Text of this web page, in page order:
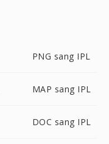
PNG sang IPL
MAP sang IPL
DOC sang IPL